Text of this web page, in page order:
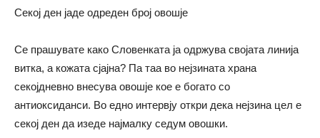
Секој ден јаде одреден број овошје
Се прашувате како Словенката ја одржува својата линија
витка, а кожата сјајна? Па таа во нејзината храна
секојдневно внесува овошје кое е богато со
антиоксиданси. Во едно интервју откри дека нејзина цел е
секој ден да изеде најмалку седум овошки.